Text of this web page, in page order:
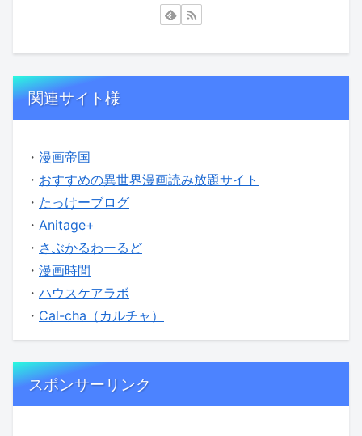
関連サイト様
・ 漫画帝国
・ おすすめの異世界漫画読み放題サイト
・ たっけーブログ
・ Anitage+
・ さぶかるわーるど
・ 漫画時間
・ ハウスケアラボ
・ Cal-cha（カルチャ）
スポンサーリンク